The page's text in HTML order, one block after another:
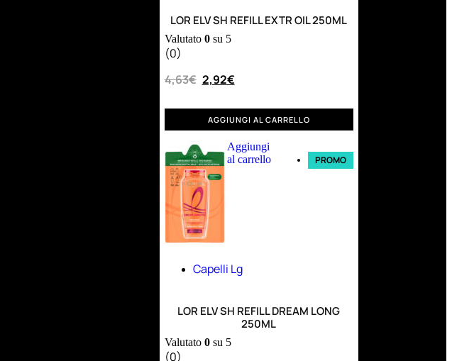
LOR ELV SH REFILL EXTR OIL 250ML
Valutato 0su 5
(0)
4,63€ 2,92€
AGGIUNGI AL CARRELLO
Aggiungi
al carrello
PROMO
Capelli Lg
LOR ELV SH REFILL DREAM LONG
250ML
Valutato 0su 5
(0)